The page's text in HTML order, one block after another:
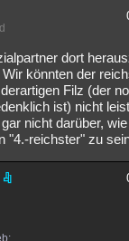
dort
könnten der
Filz (der
ist) nicht
nicht darüber,
"4.-reichster" zu